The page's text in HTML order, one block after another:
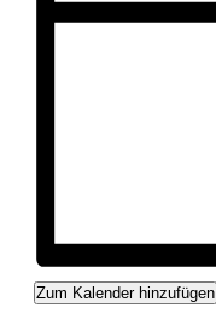
Zum Kalender hinzufügen